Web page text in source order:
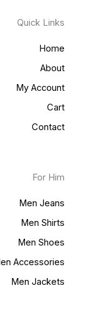
Quick Links
Home
About
My Account
Cart
Contact
For Him
Men Jeans
Men Shirts
Men Shoes
Accessories
Men Jackets